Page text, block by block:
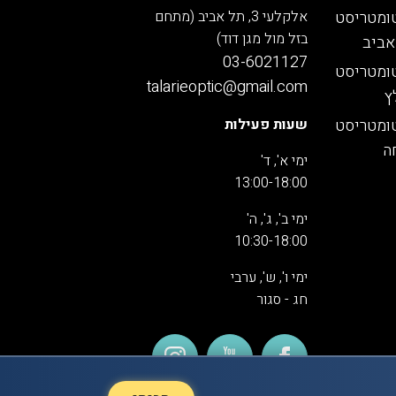
אלקלעי 3, תל אביב (מתחם
בזל מול מגן דוד)
03-6021127
talarieoptic@gmail.com
שעות פעילות
ימי א', ד'
13:00-18:00
ימי ב', ג', ה'
10:30-18:00
ימי ו', ש', ערבי
חג - סגור